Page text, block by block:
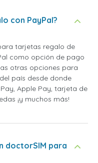
con PayPal?
tarjetas regalo de
como opción de pago
otras opciones para
país desde donde
Apple Pay, tarjeta de
¡y muchos más!
doctorSIM para